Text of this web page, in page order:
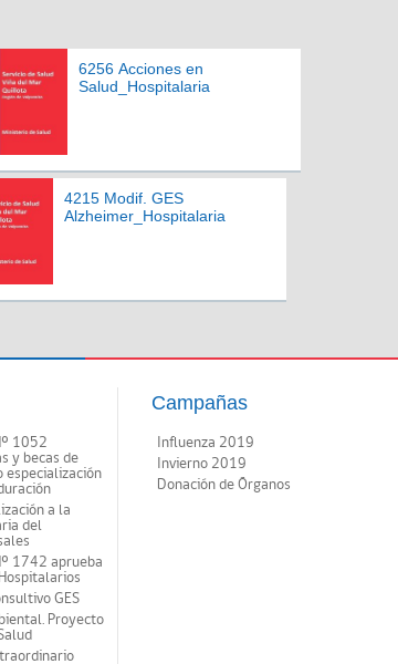
6256 Acciones en
Salud_Hospitalaria
4215 Modif. GES
Alzheimer_Hospitalaria
1052
y becas de
especialización
a la
del
1742 aprueba
GES
Proyecto
Campañas
Influenza 2019
Invierno 2019
Donación de Órganos